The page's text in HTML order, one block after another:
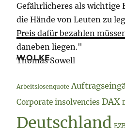
Gefährlicheres als wichtige
die Hände von Leuten zu
Preis dafür bezahlen
daneben liegen."
Thomas Sowell
WOLKE
Arbeitslosenquote
Corporate insolvencies DAX
Deutschland